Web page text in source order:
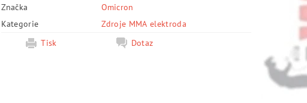
Značka
Omicron
Kategorie
Zdroje MMA elektroda
Tisk
Dotaz